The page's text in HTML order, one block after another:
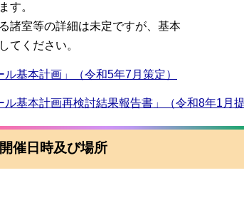
。
室等の詳細は未定ですが、基本
ください。
基本計画」（令和5年7月策定）
基本計画再検討結果報告書」（令和8年1月提
催日時及び場所